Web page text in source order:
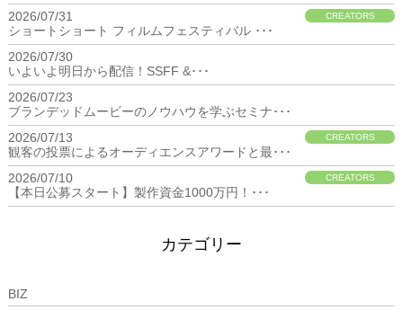
2026/07/31
CREATORS
ショートショート フィルムフェスティバル ･･･
2026/07/30
いよいよ明日から配信！SSFF &･･･
2026/07/23
ブランデッドムービーのノウハウを学ぶセミナ･･･
2026/07/13
CREATORS
観客の投票によるオーディエンスアワードと最･･･
2026/07/10
CREATORS
【本日公募スタート】製作資金1000万円！･･･
カテゴリー
BIZ